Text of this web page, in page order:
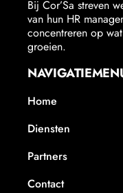
Bij Cor’Sa streven
van hun HR
concentreren op
groeien.
Home
Diensten
Partners
Contact